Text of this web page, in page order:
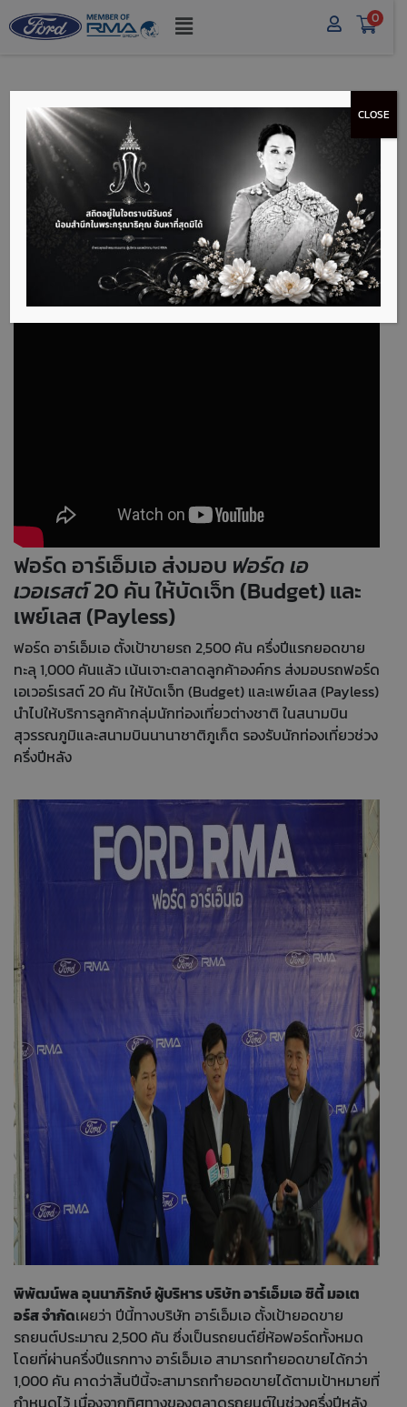
0
ฟอร์ด อาร์เอ็มเอ ส่งมอบ
ฟอร์ด เอเวอเรสต์ 20 คัน
ให้บัดเจ็ท และเพย์เลส
ฟอร์ด อาร์เอ็มเอ ส่งมอบ ฟอร์ด เอ
เวอเรสต์20 คัน ให้บัดเจ็ท (Budget) และ
เพย์เลส (Payless)
ฟอร์ด อาร์เอ็มเอ ตั้งเป้าขายรถ 2,500 คัน ครึ่งปีแรกยอดขาย
ทะลุ 1,000 คันแล้ว เน้นเจาะตลาดลูกค้าองค์กร ส่งมอบรถฟอร์ด
เอเวอร์เรสต์ 20 คัน ให้บัดเจ็ท (Budget) และเพย์เลส (Payless)
นำไปให้บริการลูกค้ากลุ่มนักท่องเที่ยวต่างชาติ ในสนามบิน
สุวรรณภูมิและสนามบินนานาชาติภูเก็ต รองรับนักท่องเที่ยวช่วง
ครึ่งปีหลัง
พิพัฒน์พล อุนนาภิรักษ์ ผู้บริหาร บริษัท อาร์เอ็มเอ ซิตี้ มอเต
อร์ส จำกัดเผยว่า ปีนี้ทางบริษัท อาร์เอ็มเอ ตั้งเป้ายอดขาย
รถยนต์ประมาณ 2,500 คัน ซึ่งเป็นรถยนต์ยี่ห้อฟอร์ดทั้งหมด
โดยที่ผ่านครึ่งปีแรกทาง อาร์เอ็มเอ สามารถทำยอดขายได้กว่า
1,000 คัน คาดว่าสิ้นปีนี้จะสามารถทำยอดขายได้ตามเป้าหมายที่
CLOSE